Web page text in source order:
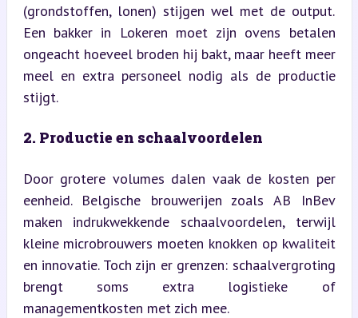
(grondstoffen, lonen) stijgen wel met de output.
Een bakker in Lokeren moet zijn ovens betalen
ongeacht hoeveel broden hij bakt, maar heeft meer
meel en extra personeel nodig als de productie
stijgt.
2. Productie en schaalvoordelen
Door grotere volumes dalen vaak de kosten per
eenheid. Belgische brouwerijen zoals AB InBev
maken indrukwekkende schaalvoordelen, terwijl
kleine microbrouwers moeten knokken op kwaliteit
en innovatie. Toch zijn er grenzen: schaalvergroting
brengt soms extra logistieke of
managementkosten met zich mee.